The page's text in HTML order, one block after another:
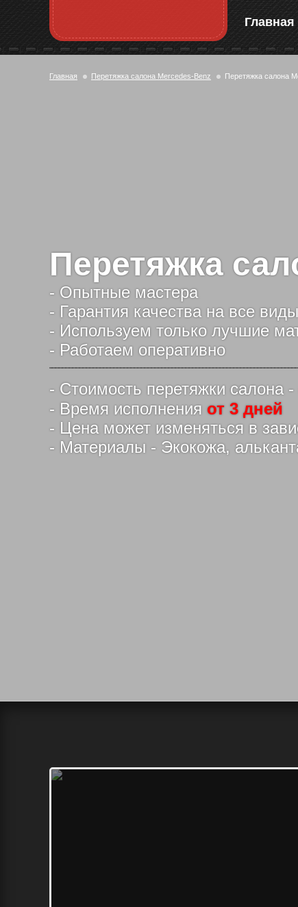
Главная
Главная Перетяжка салона Mercedes-Benz Перетяжка салона
Перетяжка
- Опытные мастера
- Гарантия качества на все
- Используем только лучшие
- Работаем оперативно
- Стоимость перетяжки салона -
- Время исполнения от 3 дней
- Цена может изменяться в
- Материалы - Экокожа,